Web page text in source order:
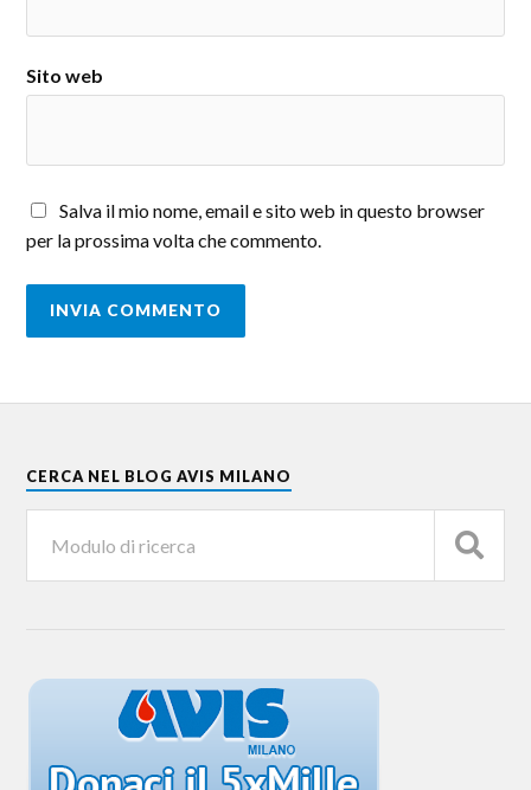
Sito web
Salva il mio nome, email e sito web in questo browser
per la prossima volta che commento.
CERCA NEL BLOG AVIS MILANO